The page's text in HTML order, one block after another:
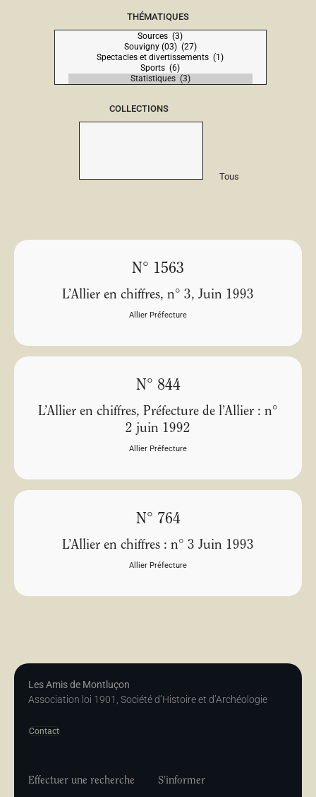
THÉMATIQUES
COLLECTIONS
Tous
N° 1563
L’Allier en chiffres, n° 3, Juin 1993
Allier Préfecture
N° 844
L’Allier en chiffres, Préfecture de l’Allier : n°
2 juin 1992
Allier Préfecture
N° 764
L’Allier en chiffres : n° 3 Juin 1993
Allier Préfecture
Les Amis de Montluçon
Association loi 1901, Société d’Histoire et d’Archéologie
Contact
Effectuer une recherche S'informer